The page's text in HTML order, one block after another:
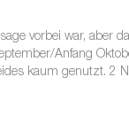
vorbei war, aber
Anfang
kaum genutzt. 2